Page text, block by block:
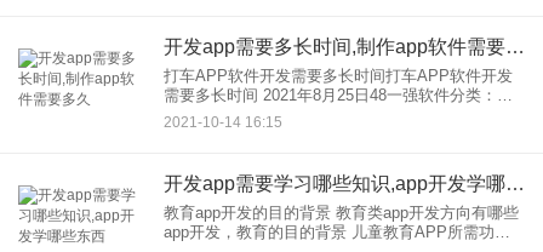
开发app需要多长时间,制作app软件需要多久
打车APP软件开发需要多长时间打车APP软件开发
需要多长时间 2021年8月25日48一强软件分类：安
卓App开发计划 出租车APP软件的普及大大方便了
我们的日常出行，同时也节省了金钱和
2021-10-14 16:15
开发app需要学习哪些知识,app开发学哪些东西
教育app开发的目的背景 教育类app开发方向有哪些
app开发，教育的目的背景 儿童教育APP所需功